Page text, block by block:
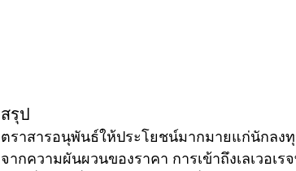
สรุป
ตราสารอนุพันธ์ให้ประโยชน์มากมายแก่นักลง
จากความผันผวนของราคา การเข้าถึงเลเวอเ